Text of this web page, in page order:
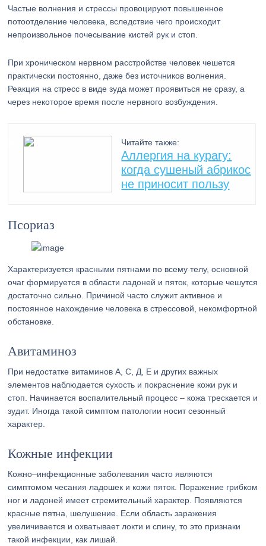
Частые волнения и стрессы провоцируют повышенное
потоотделение человека, вследствие чего происходит
непроизвольное почесывание кистей рук и стоп.
При хроническом нервном расстройстве человек чешется
практически постоянно, даже без источников волнения.
Реакция на стресс в виде зуда может проявиться не сразу, а
через некоторое время после нервного возбуждения.
Читайте также:
Аллергия на курагу:
когда сушеный абрикос
не приносит пользу
Псориаз
Характеризуется красными пятнами по всему телу, основной
очаг формируется в области ладоней и пяток, которые чешутся
достаточно сильно. Причиной часто служит активное и
постоянное нахождение человека в стрессовой, некомфортной
обстановке.
Авитаминоз
При недостатке витаминов А, С, Д, Е и других важных
элементов наблюдается сухость и покраснение кожи рук и
стоп. Начинается воспалительный процесс – кожа трескается и
зудит. Иногда такой симптом патологии носит сезонный
характер.
Кожные инфекции
Кожно–инфекционные заболевания часто являются
симптомом чесания ладошек и кожи пяток. Поражение грибком
ног и ладоней имеет стремительный характер. Появляются
красные пятна, шелушение. Если область заражения
увеличивается и охватывает локти и спину, то это признаки
такой инфекции, как лишай.